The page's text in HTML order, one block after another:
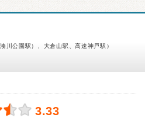
川公園駅）、大倉山駅、高速神戸駅）
3.33